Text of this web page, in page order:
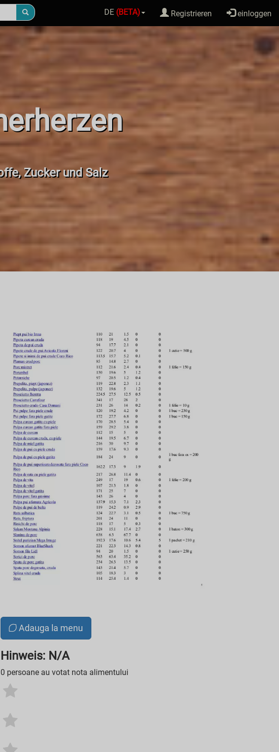
DE (BETA) Registrieren einloggen
Zucker und Salz
Adauga la menu
Hinweis: N/A
0 persoane au votat nota alimentului